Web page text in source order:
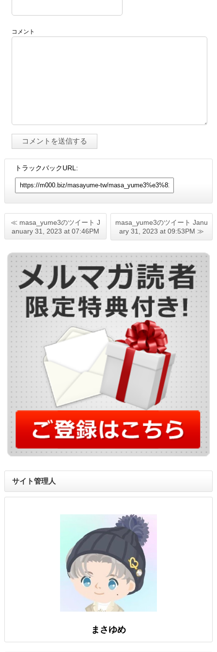
コメント
トラックバックURL:
≪ masa_yume3のツイート J
anuary 31, 2023 at 07:46PM
masa_yume3のツイート Janu
ary 31, 2023 at 09:53PM ≫
サイト管理人
まさゆめ